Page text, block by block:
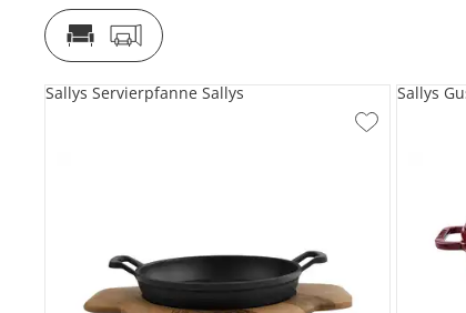
Sallys Servierpfanne Sallys Sallys